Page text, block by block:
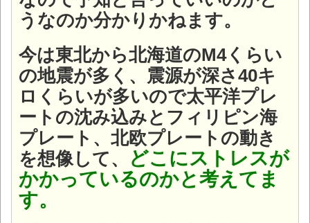
うなのか分かりかねます。
今は東北から北海道のM4くらい
の地震が多く、震源が深さ40キ
ロくらいが多いので太平洋プレ
ートの沈み込みとフィリピン海
プレート、北欧プレートの動き
を想像して、
どこにストレスが
かかっているのかと考えてま
す。